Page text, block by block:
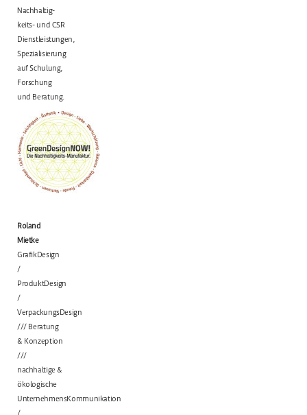
Nachhaltig-
keits- und CSR
Dienstleistungen,
Spezialisierung
auf Schulung,
Forschung
und Beratung.
Roland
Mietke
GrafikDesign
/
ProduktDesign
/
VerpackungsDesign
/// Beratung
& Konzeption
///
nachhaltige &
ökologische
UnternehmensKommunikation
/